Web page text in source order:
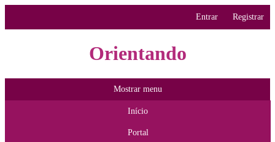
Entrar Registrar
Orientando
Mostrar menu
Início
Portal